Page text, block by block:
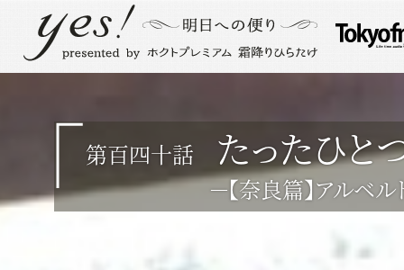
第百四十話 たったひと
－【奈良篇】アルベル